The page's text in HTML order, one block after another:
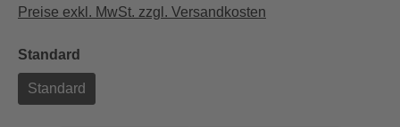
Preise exkl. MwSt. zzgl. Versandkosten
Standard
Standard